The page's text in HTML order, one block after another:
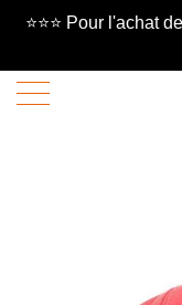
⭐️⭐️⭐️ Pour l'achat